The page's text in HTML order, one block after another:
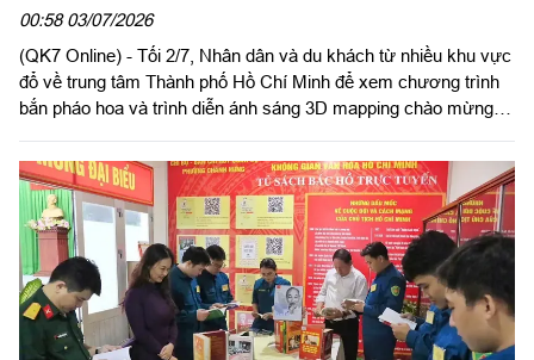
Minh
00:58 03/07/2026
(QK7 Online) - Tối 2/7, Nhân dân và du khách từ nhiều khu vực
đổ về trung tâm Thành phố Hồ Chí Minh để xem chương trình
bắn pháo hoa và trình diễn ánh sáng 3D mapping chào mừng
vinh dự mang tên Chủ tịch Hồ Chí Minh (2/7/1976-2/7/2026).